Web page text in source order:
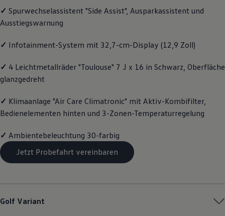
Motorenöl und Flüssigkeiten
Räder und Reifen
Pannen- und Unfallhilfe
Volkswagen Teile
Modellspezifisches Zubehör
Schutz und Pflege
Individualisieren
Wallbox und Ladekabel
Digitale Extras
Volkswagen Apps, Login und Shop
Handy und Fahrzeug verbinden
Updates für Software, Karten und Radio
Über Ihr Auto
✓ Spurwechselassistent "Side Assist", Ausparkassistent und
Ausstiegswarnung
✓ Infotainment-System mit 32,7-cm-Display (12,9 Zoll)
✓ 4 Leichtmetallräder "Toulouse" 7 J x 16 in Schwarz, Oberfläche
glanzgedreht
✓ Klimaanlage "Air Care Climatronic" mit Aktiv-Kombifilter,
Bedienelementen hinten und 3-Zonen-Temperaturregelung
✓ Ambientebeleuchtung 30-farbig
Jetzt Probefahrt vereinbaren
Golf Variant